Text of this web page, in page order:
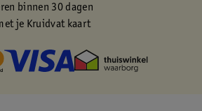
binnen 30 dagen
je Kruidvat kaart